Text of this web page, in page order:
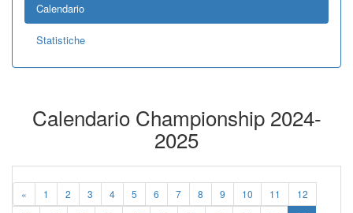
Calendario
Statistiche
Calendario Championship 2024-
2025
« 1 2 3 4 5 6 7 8 9 10 11
12